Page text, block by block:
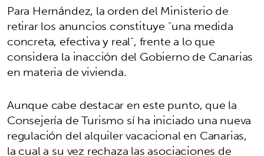
Para Hernández, la orden del Ministerio de
retirar los anuncios constituye "una medida
concreta, efectiva y real", frente a lo que
considera la inacción del Gobierno de Canarias
en materia de vivienda.
Aunque cabe destacar en este punto, que la
Consejería de Turismo sí ha iniciado una nueva
regulación del alquiler vacacional en Canarias,
la cual a su vez rechaza las asociaciones de